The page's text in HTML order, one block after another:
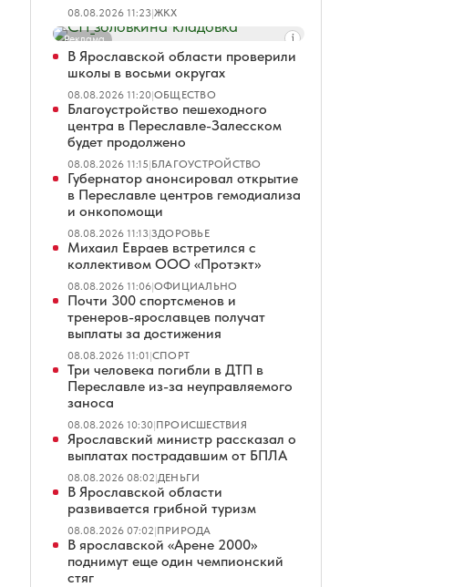
08.08.2026 11:23|ЖКХ
Реклама
В Ярославской области проверили
школы в восьми округах
08.08.2026 11:20|ОБЩЕСТВО
Благоустройство пешеходного
центра в Переславле-Залесском
будет продолжено
08.08.2026 11:15|БЛАГОУСТРОЙСТВО
Губернатор анонсировал открытие
в Переславле центров гемодиализа
и онкопомощи
08.08.2026 11:13|ЗДОРОВЬЕ
Михаил Евраев встретился с
коллективом ООО «Протэкт»
08.08.2026 11:06|ОФИЦИАЛЬНО
Почти 300 спортсменов и
тренеров-ярославцев получат
выплаты за достижения
08.08.2026 11:01|СПОРТ
Три человека погибли в ДТП в
Переславле из-за неуправляемого
заноса
08.08.2026 10:30|ПРОИСШЕСТВИЯ
Ярославский министр рассказал о
выплатах пострадавшим от БПЛА
08.08.2026 08:02|ДЕНЬГИ
В Ярославской области
развивается грибной туризм
08.08.2026 07:02|ПРИРОДА
В ярославской «Арене 2000»
поднимут еще один чемпионский
стяг